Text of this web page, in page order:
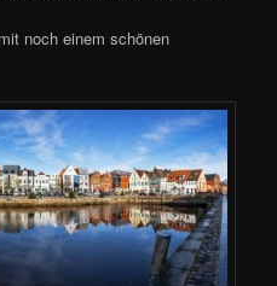
noch einem schönen